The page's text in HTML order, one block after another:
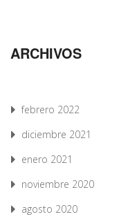
ARCHIVOS
febrero 2022
diciembre 2021
enero 2021
noviembre 2020
agosto 2020